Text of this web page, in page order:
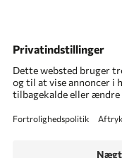
vores indhold
at du har fået
ser vi frem til at